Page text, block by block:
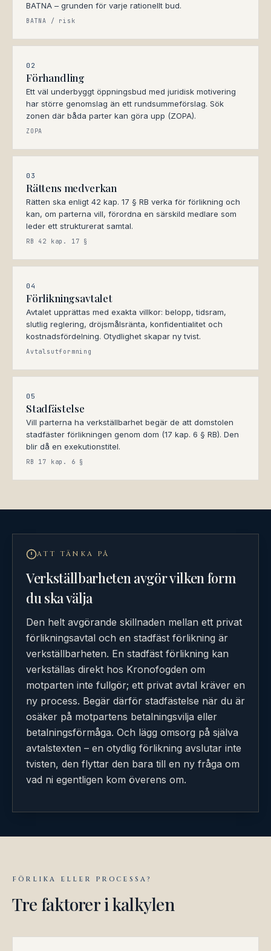
BATNA – grunden för varje rationellt bud.
BATNA / risk
02
Förhandling
Ett väl underbyggt öppningsbud med juridisk motivering
har större genomslag än ett rundsummeförslag. Sök
zonen där båda parter kan göra upp (ZOPA).
ZOPA
03
Rättens medverkan
Rätten ska enligt 42 kap. 17 § RB verka för förlikning och
kan, om parterna vill, förordna en särskild medlare som
leder ett strukturerat samtal.
RB 42 kap. 17 §
04
Förlikningsavtalet
Avtalet upprättas med exakta villkor: belopp, tidsram,
slutlig reglering, dröjsmålsränta, konfidentialitet och
kostnadsfördelning. Otydlighet skapar ny tvist.
Avtalsutformning
05
Stadfästelse
Vill parterna ha verkställbarhet begär de att domstolen
stadfäster förlikningen genom dom (17 kap. 6 § RB). Den
blir då en exekutionstitel.
RB 17 kap. 6 §
ATT TÄNKA PÅ
Verkställbarheten avgör vilken form
du ska välja
Den helt avgörande skillnaden mellan ett privat
förlikningsavtal och en stadfäst förlikning är
verkställbarheten. En stadfäst förlikning kan
verkställas direkt hos Kronofogden om
motparten inte fullgör; ett privat avtal kräver en
ny process. Begär därför stadfästelse när du är
osäker på motpartens betalningsvilja eller
betalningsförmåga. Och lägg omsorg på själva
avtalstexten – en otydlig förlikning avslutar inte
tvisten, den flyttar den bara till en ny fråga om
vad ni egentligen kom överens om.
FÖRLIKA ELLER PROCESSA?
Tre faktorer i kalkylen